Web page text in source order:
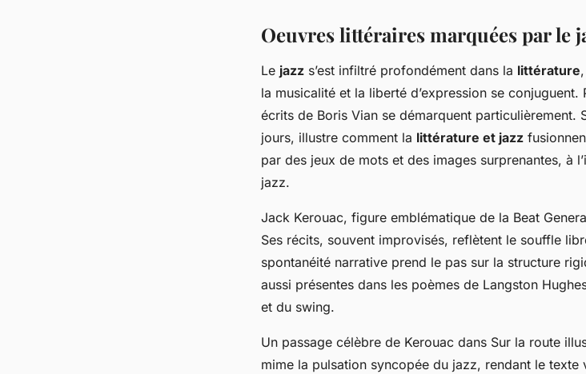
Oeuvres littéraires marquées par le
Le jazz s’est infiltré profondément dans la littérature
la musicalité et la liberté d’expression se
écrits de Boris Vian se démarquent particulièrement.
jours, illustre comment la littérature et jazz
par des jeux de mots et des images surprenantes, à
jazz.
Jack Kerouac, figure emblématique de la Beat
Ses récits, souvent improvisés, reflètent le souffle
spontanéité narrative prend le pas sur la structure
aussi présentes dans les poèmes de Langston
et du swing.
Un passage célèbre de Kerouac dans Sur la route
mime la pulsation syncopée du jazz, rendant le